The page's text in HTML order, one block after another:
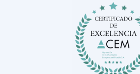
a
m